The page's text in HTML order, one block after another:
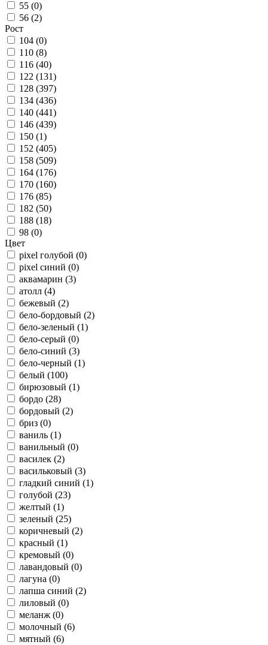
55 (0)
56 (2)
Рост
104 (0)
110 (8)
116 (40)
122 (131)
128 (397)
134 (436)
140 (441)
146 (439)
150 (1)
152 (405)
158 (509)
164 (176)
170 (160)
176 (85)
182 (50)
188 (18)
98 (0)
Цвет
pixel голубой (0)
pixel синий (0)
аквамарин (3)
атолл (4)
бежевый (2)
бело-бордовый (2)
бело-зеленый (1)
бело-серый (0)
бело-синий (3)
бело-черный (1)
белый (100)
бирюзовый (1)
бордо (28)
бордовый (2)
бриз (0)
ваниль (1)
ванильный (0)
василек (2)
васильковый (3)
гладкий синий (1)
голубой (23)
желтый (1)
зеленый (25)
коричневый (2)
красный (1)
кремовый (0)
лавандовый (0)
лагуна (0)
лапша синий (2)
лиловый (0)
меланж (0)
молочный (6)
мятный (6)